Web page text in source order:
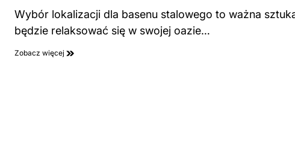
Wybór lokalizacji dla basenu stalowego to ważna
będzie relaksować się w swojej oazie…
Zobacz więcej